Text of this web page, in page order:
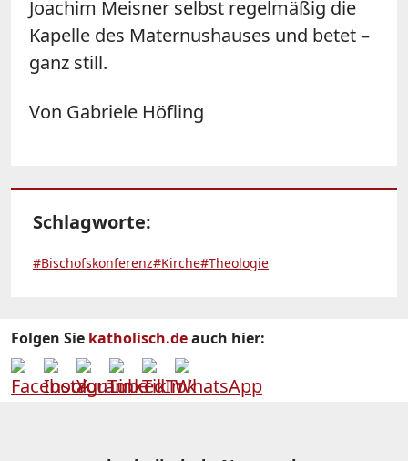
Joachim Meisner selbst regelmäßig die
Kapelle des Maternushauses und betet –
ganz still.
Von Gabriele Höfling
Schlagworte:
#Bischofskonferenz#Kirche#Theologie
Folgen Sie katholisch.deauch hier: